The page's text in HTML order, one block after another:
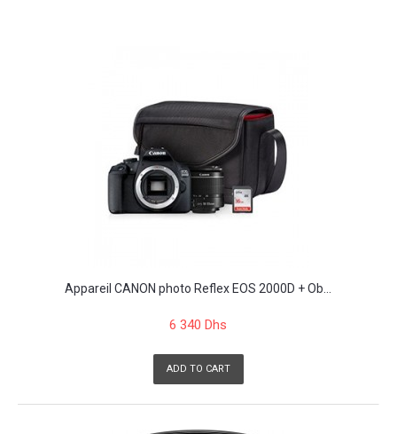
Appareil CANON photo Reflex EOS 2000D + Ob...
6 340 Dhs
ADD TO CART